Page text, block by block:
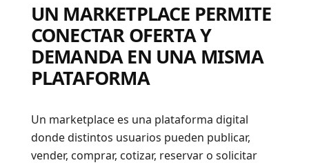
UN MARKETPLACE PERMITE
CONECTAR OFERTA Y
DEMANDA EN UNA MISMA
PLATAFORMA
Un marketplace es una plataforma digital
donde distintos usuarios pueden publicar,
vender, comprar, cotizar, reservar o solicitar